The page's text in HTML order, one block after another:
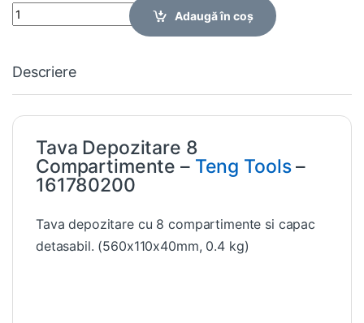
Quantity
Adaugă în coș
Descriere
Tava Depozitare 8
Compartimente – Teng Tools–
161780200
Tava depozitare cu 8 compartimente si capac
detasabil. (560x110x40mm, 0.4 kg)